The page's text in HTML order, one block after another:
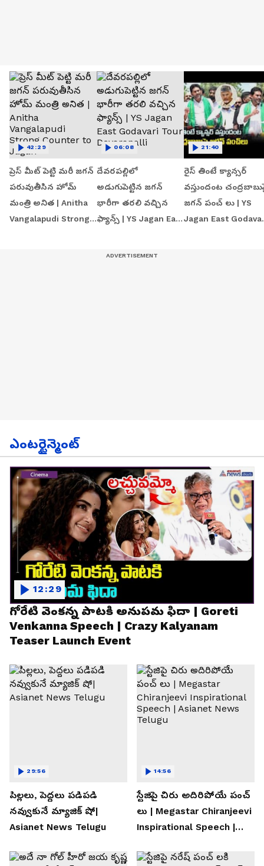
ప్రెస్ మీట్ పెట్టి మరీ జగన్
పరువుతీసిన హోమ్
మంత్రి అనిత | Anitha
Vangalapudi Strong
42:29
దేవరపల్లిలో
అడుగుపెట్టిన జగన్
భారీగా తరలి వచ్చిన
ఫ్యాన్స్ | YS Jagan East
06:08
రైస్ తింటే క్యాన్సర్
వస్తుందంట
జగన్ పంచ్ లు | YS
Jagan East
21:40
ఎంటర్టైన్మెంట్
గోరేటి వెంకన్న పాటకి అనుపమ ఫిదా | Goreti
Venkanna Speech | Crazy Kalyanam
Teaser Launch Event
12:29
పిల్లలు, పెద్దలు పడిపడి
నవ్వుకునే మ్యాజిక్ షో|
Asianet News Telugu
29:56
స్టేజిపై చిరు అదిరిపోయే పంచ్
లు | Megastar Chiranjeevi
Inspirational Speech |
14:56